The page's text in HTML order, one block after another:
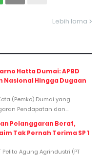
Lebih lama
Hatta Dumai: APBD
Nasional Hingga Dugaan
(Pemko) Dumai yang
Pendapatan dan...
Pelanggaran Berat,
Tak Pernah Terima SP 1
Agung Agrindustri (PT